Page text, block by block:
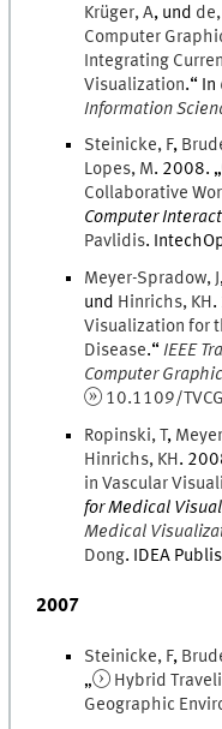
Krüger,A, und de,
Computer
Integrating
Visualization.“ In
Information
Steinicke, F,
Lopes, M. 2008. „
Collaborative
Computer
Pavlidis.
Meyer-Spradow, J
und Hinrichs, KH.
Visualization for
Disease.“IEEE
Computer
10.1109/
Ropinski,T,
Hinrichs, KH .
in Vascular
for Medical
Medical
Dong. IDEA
2007
Steinicke, F,
„
Hybrid
Geographic